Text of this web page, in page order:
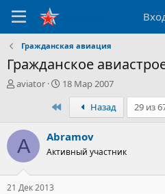
Гражданская авиация
Гражданское
А
р
т
е
м
ы
aviator
Д
н
а
ч
18 Мар 2007
ПервыйНазад 29 из
A Abramov
Активный участник
21 Дек 2013